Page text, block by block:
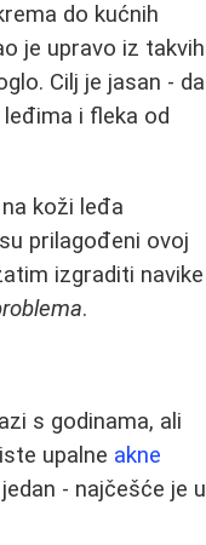
do kućnih
je upravo iz takvih
Cilj je jasan - da
i fleka od
koži leđa
prilagođeni ovoj
izgraditi navike
.
s godinama, ali
upalne akne
- najčešće je u